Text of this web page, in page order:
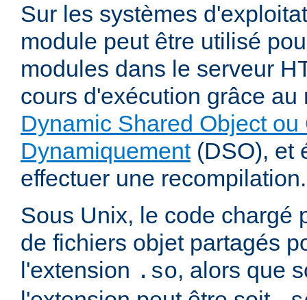
Sur les systèmes
module peut être utilisé
modules dans le serveur
cours d'exécution grâce au
Dynamic Shared Object
Dynamiquement(DSO), et
effectuer une recompilation.
Sous Unix, le code chargé
de fichiers objet partagés
l'extension .so, alors que